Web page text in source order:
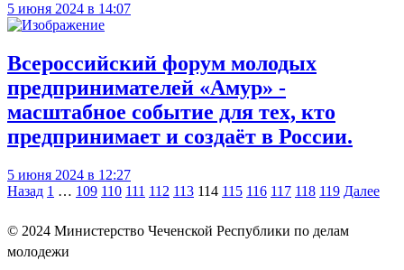
5 июня 2024 в 14:07
Всероссийский форум молодых
предпринимателей «Амур» -
масштабное событие для тех, кто
предпринимает и создаёт в России.
5 июня 2024 в 12:27
Навигация
записям
Назад 1 … 109 110 111 112 113 114 115 116 117 118 119 Далее
© 2024 Министерство Чеченской Республики по делам
молодежи